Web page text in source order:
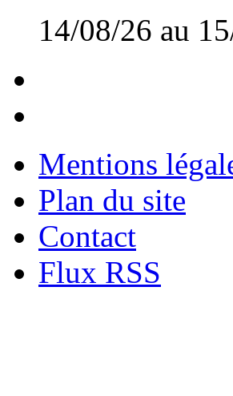
14/08/26 au
Mentions
Plan du site
Contact
Flux RSS